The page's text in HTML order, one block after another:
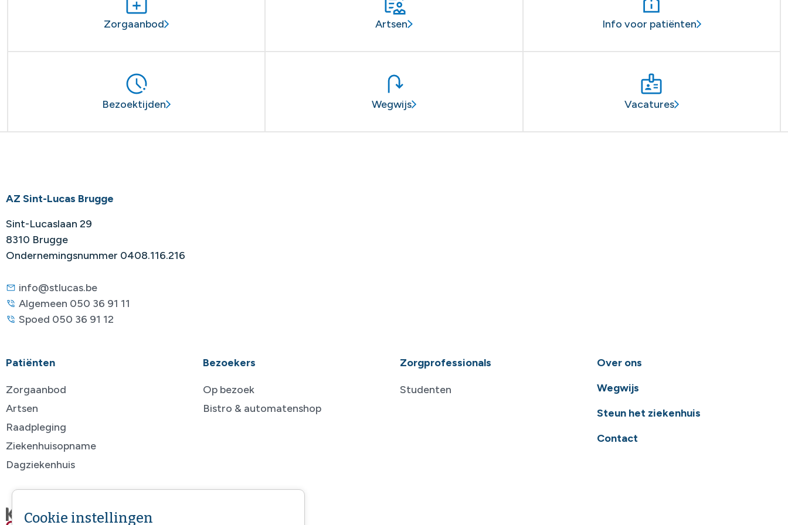
Zorgaanbod Artsen Info voor patiënten
Bezoektijden Wegwijs Vacatures
AZ Sint-Lucas Brugge
Sint-Lucaslaan 29
8310 Brugge
Ondernemingsnummer 0408.116.216
info@stlucas.be
Algemeen 050 36 91 11
Spoed 050 36 91 12
Patiënten
Zorgaanbod
Artsen
Raadpleging
Ziekenhuisopname
Dagziekenhuis
Bezoekers
Op bezoek
Bistro & automatenshop
Zorgprofessionals
Studenten
Over ons
Wegwijs
Steun het ziekenhuis
Contact
Cookie instellingen